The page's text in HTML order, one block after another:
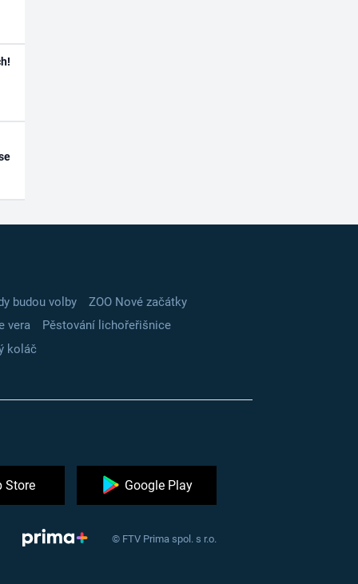
budou volby
ZOO Nové začátky
vera
Pěstování lichořeřišnice
koláč
Store Google Play
© FTV Prima spol. s r.o.